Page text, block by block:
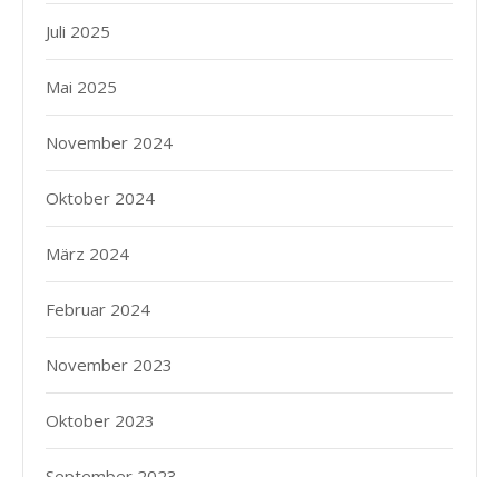
Juli 2025
Mai 2025
November 2024
Oktober 2024
März 2024
Februar 2024
November 2023
Oktober 2023